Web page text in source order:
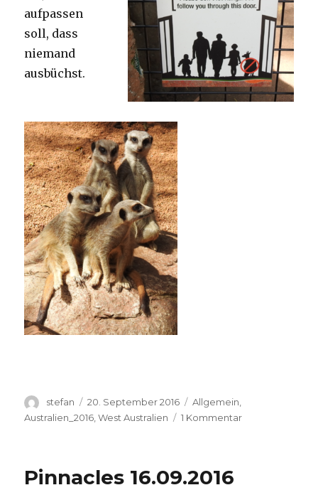
aufpassen
soll, dass
niemand
ausbüchst.
Autor
stefan
Veröffentlicht
am
20. September 2016 Kategorien
Allgemein,
Australien_2016 ,West Australien 1 Kommentarzu
Pinnacles 16.09.2016